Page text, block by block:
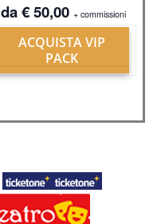
da € 50,00 + commissioni
ACQUISTA VIP
PACK